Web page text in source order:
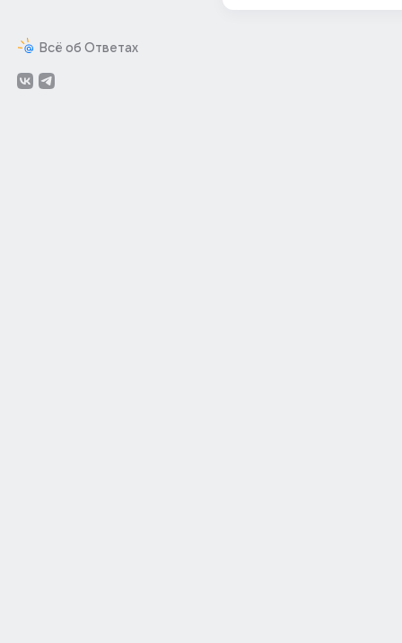
Всё об Ответах